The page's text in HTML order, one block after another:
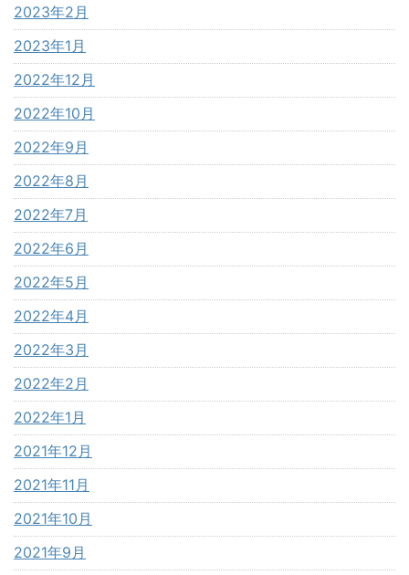
2023年2月
2023年1月
2022年12月
2022年10月
2022年9月
2022年8月
2022年7月
2022年6月
2022年5月
2022年4月
2022年3月
2022年2月
2022年1月
2021年12月
2021年11月
2021年10月
2021年9月